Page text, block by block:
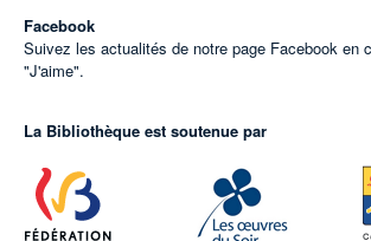
Facebook
Suivez les actualités de notre page Facebook en
"J'aime".
La Bibliothèque est soutenue par